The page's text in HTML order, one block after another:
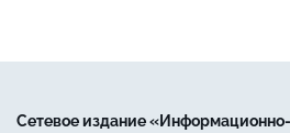
Сетевое издание